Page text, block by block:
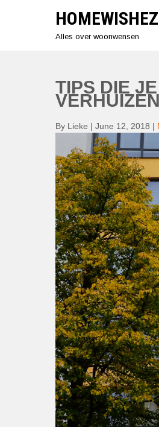
HOMEWISHEZ
Alles over woonwensen
TIPS DIE
VERHUIZEN
By Lieke | June 12, 2018 |